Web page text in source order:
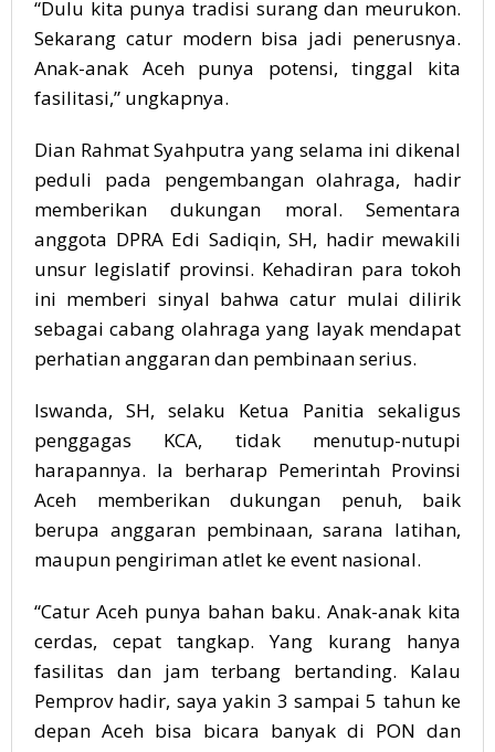
“Dulu kita punya tradisi surang dan meurukon.
Sekarang catur modern bisa jadi penerusnya.
Anak-anak Aceh punya potensi, tinggal kita
fasilitasi,” ungkapnya.
Dian Rahmat Syahputra yang selama ini dikenal
peduli pada pengembangan olahraga, hadir
memberikan dukungan moral. Sementara
anggota DPRA Edi Sadiqin, SH, hadir mewakili
unsur legislatif provinsi. Kehadiran para tokoh
ini memberi sinyal bahwa catur mulai dilirik
sebagai cabang olahraga yang layak mendapat
perhatian anggaran dan pembinaan serius.
Iswanda, SH, selaku Ketua Panitia sekaligus
penggagas KCA, tidak menutup-nutupi
harapannya. Ia berharap Pemerintah Provinsi
Aceh memberikan dukungan penuh, baik
berupa anggaran pembinaan, sarana latihan,
maupun pengiriman atlet ke event nasional.
“Catur Aceh punya bahan baku. Anak-anak kita
cerdas, cepat tangkap. Yang kurang hanya
fasilitas dan jam terbang bertanding. Kalau
Pemprov hadir, saya yakin 3 sampai 5 tahun ke
depan Aceh bisa bicara banyak di PON dan